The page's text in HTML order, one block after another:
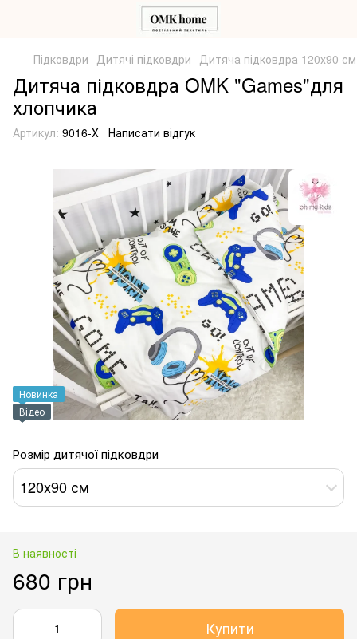
Підковдри Дитячі підковдри Дитяча підковдра 120х90
Дитяча підковдра OMK "Games"для
хлопчика
Артикул: 9016-Х Написати відгук
Новинка
Відео
Розмір дитячої підковдри
120х90 см
В наявності
680 грн
Купити